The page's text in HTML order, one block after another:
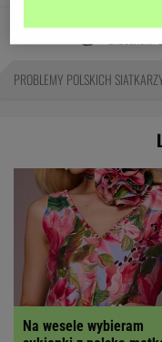
Autorzy:
JAKUB
PROBLEMY POLSKICH
Na wesele wybieram